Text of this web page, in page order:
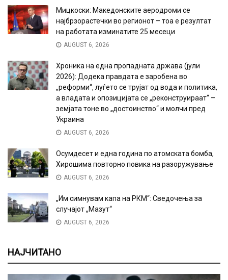
Мицкоски: Македонските аеродроми се
најбрзорастечки во регионот – тоа е резултат
на работата изминатите 25 месеци
AUGUST 6, 2026
Хроника на една пропадната држава (јули
2026): Додека правдата е заробена во
„реформи“, луѓето се трујат од вода и политика,
а владата и опозицијата се „реконструираат“ –
земјата тоне во „достоинство“ и молчи пред
Украина
AUGUST 6, 2026
Осумдесет и една година по атомската бомба,
Хирошима повторно повика на разоружување
AUGUST 6, 2026
„Им симнувам капа на РКМ“: Сведочења за
случајот „Мазут“
AUGUST 6, 2026
НАЈЧИТАНО